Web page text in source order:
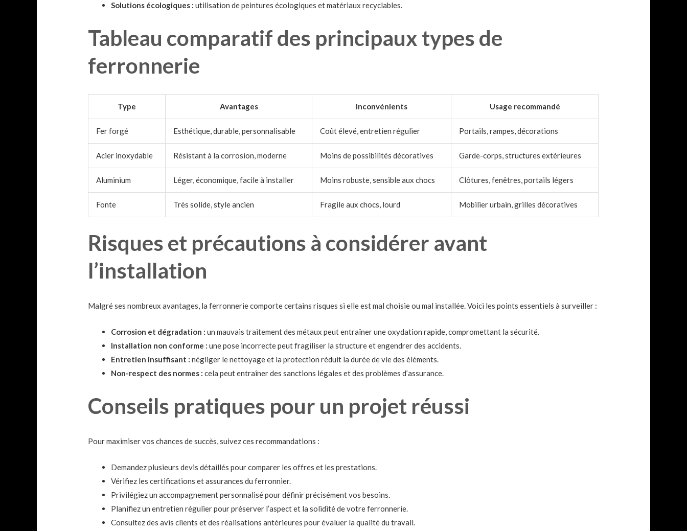
Solutions écologiques : utilisation de peintures écologiques et matériaux recyclables.
Tableau comparatif des principaux types de
ferronnerie
Type Avantages Inconvénients Usage recommandé
Fer forgé Esthétique, durable, personnalisable Coût élevé, entretien régulier Portails, rampes, décorations
Acier inoxydable Résistant à la corrosion, moderne Moins de possibilités décoratives Garde-corps, structures extérieures
Aluminium Léger, économique, facile à installer Moins robuste, sensible aux chocs Clôtures, fenêtres, portails légers
Fonte Très solide, style ancien Fragile aux chocs, lourd Mobilier urbain, grilles décoratives
Risques et précautions à considérer avant
l’installation
Malgré ses nombreux avantages, la ferronnerie comporte certains risques si elle est mal choisie ou mal installée. Voici les points essentiels à surveiller :
Corrosion et dégradation : un mauvais traitement des métaux peut entraîner une oxydation rapide, compromettant la sécurité.
Installation non conforme : une pose incorrecte peut fragiliser la structure et engendrer des accidents.
Entretien insuffisant : négliger le nettoyage et la protection réduit la durée de vie des éléments.
Non-respect des normes : cela peut entraîner des sanctions légales et des problèmes d’assurance.
Conseils pratiques pour un projet réussi
Pour maximiser vos chances de succès, suivez ces recommandations :
Demandez plusieurs devis détaillés pour comparer les offres et les prestations.
Vérifiez les certifications et assurances du ferronnier.
Privilégiez un accompagnement personnalisé pour définir précisément vos besoins.
Planifiez un entretien régulier pour préserver l’aspect et la solidité de votre ferronnerie.
Consultez des avis clients et des réalisations antérieures pour évaluer la qualité du travail.